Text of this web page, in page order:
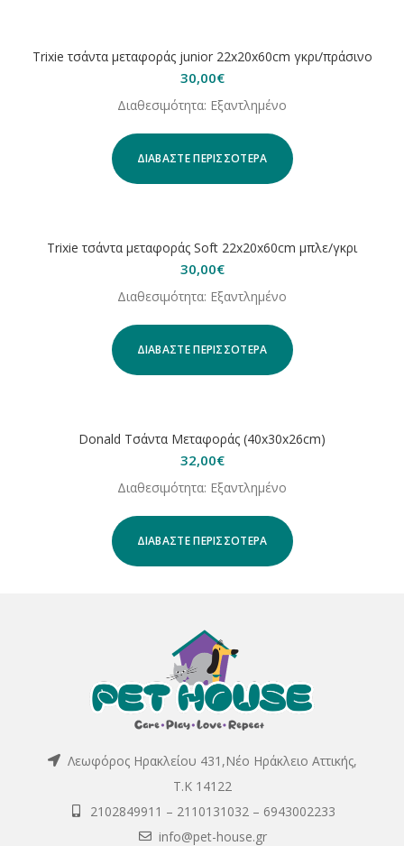
Trixie τσάντα μεταφοράς junior 22x20x60cm γκρι/πράσινο
30,00€
Διαθεσιμότητα: Εξαντλημένο
ΔΙΑΒΆΣΤΕ ΠΕΡΙΣΣΌΤΕΡΑ
Trixie τσάντα μεταφοράς Soft 22x20x60cm μπλε/γκρι
30,00€
Διαθεσιμότητα: Εξαντλημένο
ΔΙΑΒΆΣΤΕ ΠΕΡΙΣΣΌΤΕΡΑ
Donald Τσάντα Μεταφοράς (40x30x26cm)
32,00€
Διαθεσιμότητα: Εξαντλημένο
ΔΙΑΒΆΣΤΕ ΠΕΡΙΣΣΌΤΕΡΑ
Λεωφόρος Ηρακλείου 431,Νέο Ηράκλειο Αττικής,
Τ.Κ 14122
2102849911 – 2110131032 – 6943002233
info@pet-house.gr